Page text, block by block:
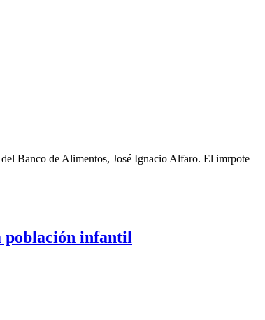
Banco de Alimentos, José Ignacio Alfaro. El imrpote
población infantil